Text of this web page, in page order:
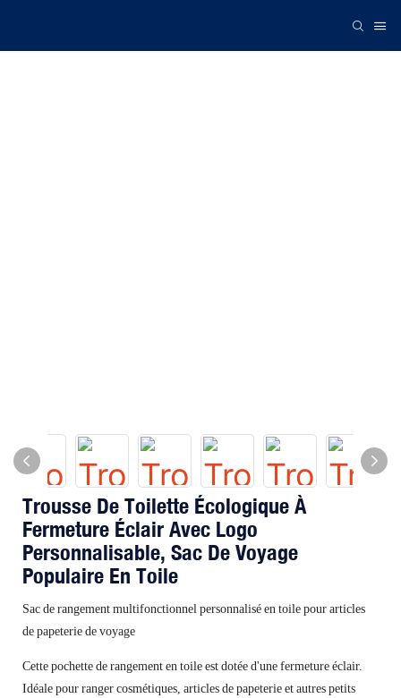
Trousse De Toilette Écologique À
Fermeture Éclair Avec Logo
Personnalisable, Sac De Voyage
Populaire En Toile
Sac de rangement multifonctionnel personnalisé en toile pour articles
de papeterie de voyage
Cette pochette de rangement en toile est dotée d'une fermeture éclair.
Idéale pour ranger cosmétiques, articles de papeterie et autres petits